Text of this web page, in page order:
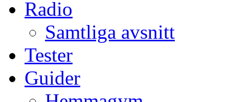
Radio
Samtliga avsnitt
Tester
Guider